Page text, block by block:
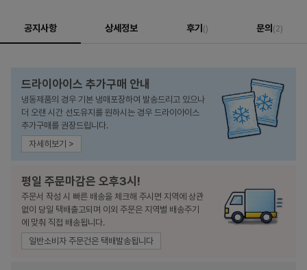
공지사항 상세정보 후기 () 문의 (2)
드라이아이스 추가구매 안내
냉동제품의 경우 기본 냉매포장하여 발송드리고 있으나
더 오랜 시간 선도유지를 원하시는 경우 드라이아이스
추가구매를 권장드립니다.
자세히보기 >
평일 주문마감은 오후3시!
주문서 작성 시 빠른 배송을 체크해 주시면 지역에 상관
없이 당일 택배출고되며 이외 주문은 지역별 배송주기
에 맞춰 직접 배송됩니다.
일반소비자 주문건은 택배발송됩니다